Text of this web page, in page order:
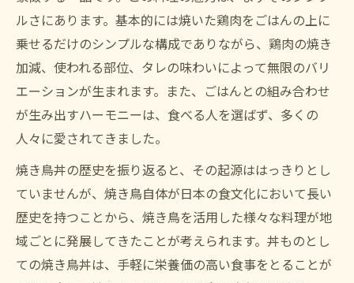
ルさにあります。基本的には焼いた鶏肉をごはんの上に
乗せるだけのシンプルな構成でありながら、鶏肉の焼き
加減、使われる部位、タレの味わいによって無限のバリ
エーションが生まれます。また、ごはんとの組み合わせ
が生み出すハーモニーは、食べる人を選ばず、多くの
人々に愛されてきました。
焼き鳥丼の歴史を振り返ると、その起源ははっきりとし
ていませんが、焼き鳥自体が日本の食文化において長い
歴史を持つことから、焼き鳥を活用した様々な料理が地
域ごとに発展してきたことが考えられます。丼ものとし
ての焼き鳥丼は、手軽に栄養価の高い食事をとることが